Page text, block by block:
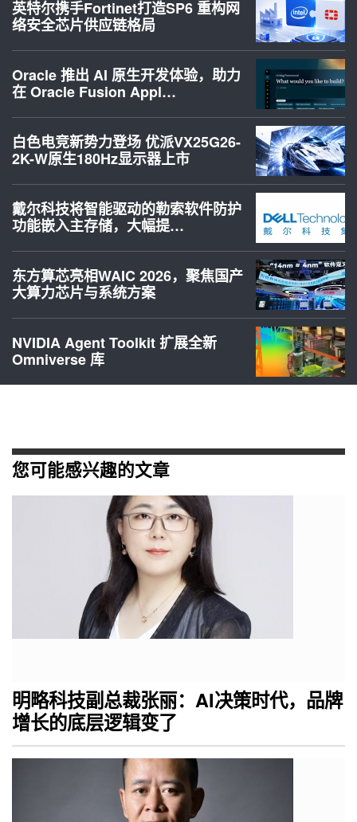
英特尔携手Fortinet打造SP6 重构网
络安全芯片供应链格局
Oracle 推出 AI 原生开发体验，助力
在 Oracle Fusion Appl…
白色电竞新势力登场 优派VX25G26-
2K-W原生180Hz显示器上市
戴尔科技将智能驱动的勒索软件防护
功能嵌入主存储，大幅提…
东方算芯亮相WAIC 2026，聚焦国产
大算力芯片与系统方案
NVIDIA Agent Toolkit 扩展全新
Omniverse 库
您可能感兴趣的文章
明略科技副总裁张丽：AI决策时代，品牌
增长的底层逻辑变了